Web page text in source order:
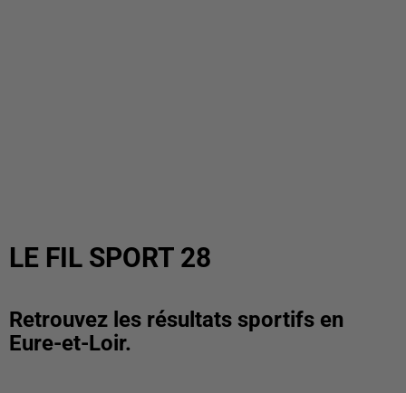
LE FIL SPORT 28
Retrouvez les résultats sportifs en
Eure-et-Loir.